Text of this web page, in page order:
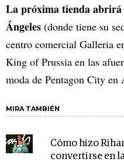
La próxima tienda
Ángeles (donde tiene su
centro comercial Galleria
King of Prussia en las
moda de Pentagon City
MIRA TAMBIÉN
Cómo hizo
convertirse en